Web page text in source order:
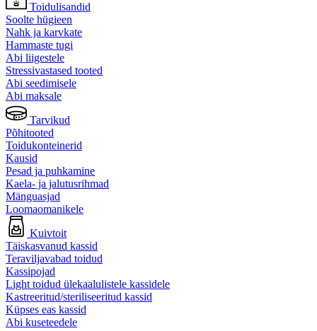
Toidulisandid
Soolte hügieen
Nahk ja karvkate
Hammaste tugi
Abi liigestele
Stressivastased tooted
Abi seedimisele
Abi maksale
Tarvikud
Põhitooted
Toidukonteinerid
Kausid
Pesad ja puhkamine
Kaela- ja jalutusrihmad
Mänguasjad
Loomaomanikele
Kuivtoit
Täiskasvanud kassid
Teraviljavabad toidud
Kassipojad
Light toidud ülekaalulistele kassidele
Kastreeritud/steriliseeritud kassid
Küpses eas kassid
Abi kuseteedele